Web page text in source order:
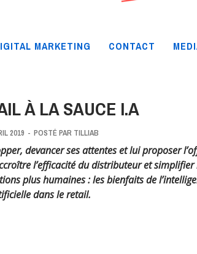
MARKETING CONTACT
À LA SAUCE I.A
2019 - POSTÉ PAR TILLIAB
devancer ses attentes et lui proposer
l’efficacité du distributeur et simplifier
plus humaines : les bienfaits de
dans le retail.